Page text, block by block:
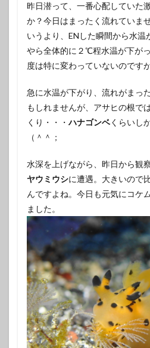
昨日潜って、一番心配していた
か？今日はまったく流れていま
いうより、ENした瞬間から水
やら全体的に２℃程水温が下が
度は特に変わっていないのですが
急に水温が下がり、流れがまっ
もしれませんが、アサヒの根で
くり・・・ハナゴンベくらいし
（＾＾；
水深を上げながら、昨日から観
ヤウミウシに遭遇。大きいので
んですよね。今日も元気にコケ
ました。